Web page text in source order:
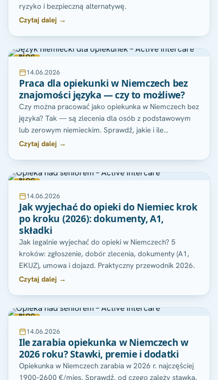
ryzyko i bezpieczną alternatywę.
Czytaj dalej →
BLOG
14.06.2026
Praca dla opiekunki w Niemczech bez
znajomości języka — czy to możliwe?
Czy można pracować jako opiekunka w Niemczech bez
języka? Tak — są zlecenia dla osób z podstawowym
lub zerowym niemieckim. Sprawdź, jakie i ile…
Czytaj dalej →
BLOG
14.06.2026
Jak wyjechać do opieki do Niemiec krok
po kroku (2026): dokumenty, A1,
składki
Jak legalnie wyjechać do opieki w Niemczech? 5
kroków: zgłoszenie, dobór zlecenia, dokumenty (A1,
EKUZ), umowa i dojazd. Praktyczny przewodnik 2026.
Czytaj dalej →
BLOG
14.06.2026
Ile zarabia opiekunka w Niemczech w
2026 roku? Stawki, premie i dodatki
Opiekunka w Niemczech zarabia w 2026 r. najczęściej
1900–2600 €/mies. Sprawdź, od czego zależy stawka,